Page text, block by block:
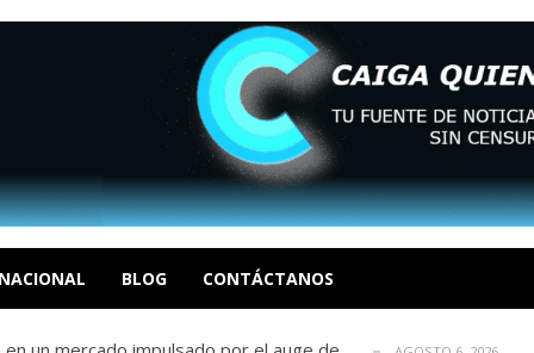
BLOG CONTÁCTANOS
de derechos humanos en el Minister...
un mercado impulsado por el auge de... AGOSTO 6, 2026
en La Guaira que hasta ahora no había ...
Por Dayana Cristina Duzoglou L. AGOSTO 6, 2026
apagones y promesas incumplidas... AGOSTO 6, 2026
de derechos humanos en el Minister...
un mercado impulsado por el auge de...